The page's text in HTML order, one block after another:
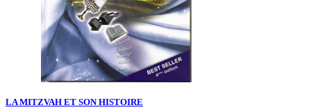
LA MITZVAH ET SON HISTOIRE